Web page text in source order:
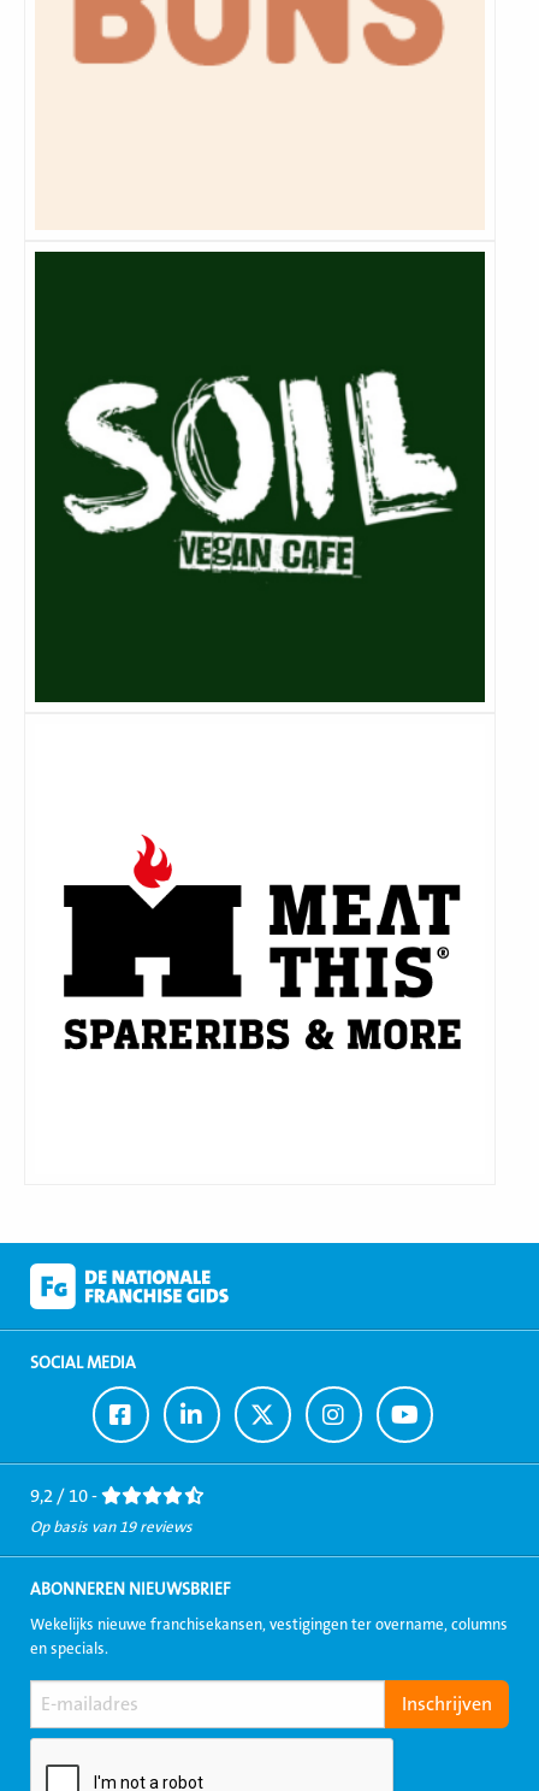
Lees
SOCIAL MEDIA
Ga
naar
Facebook
Ga
naar
LinkedIn
Ga
naar
Twitter
Ga
naar
Instagram
Ga
naar
Youtube
9,2 / 10 -
Op basis van 19 reviews
ABONNEREN NIEUWSBRIEF
Wekelijks nieuwe franchisekansen, vestigingen ter overname, columns
en specials.